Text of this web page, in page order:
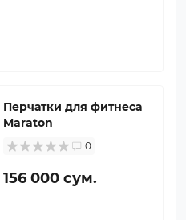
Перчатки для фитнеса
Maraton
0
156 000 сум.